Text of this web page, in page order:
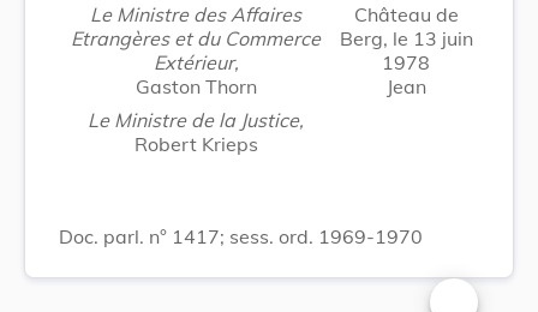
Le Ministre des Affaires
Etrangères et du Commerce
Extérieur,
Gaston Thorn
Le Ministre de la Justice,
Robert Krieps
Château de
Berg, le 13 juin
1978
Jean
Doc. parl. n° 1417; sess. ord. 1969-1970